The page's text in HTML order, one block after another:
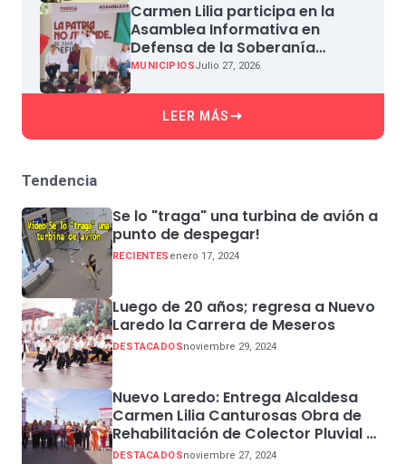
Carmen Lilia participa en la
Asamblea Informativa en
Defensa de la Soberanía
Nacional en Miguel Aleman
MUNICIPIOSJulio 27, 2026
LEER MÁS
Tendencia
Se lo "traga" una turbina de avión a
punto de despegar!
RECIENTES enero 17, 2024
Luego de 20 años; regresa a Nuevo
Laredo la Carrera de Meseros
DESTACADOSnoviembre 29, 2024
Nuevo Laredo: Entrega Alcaldesa
Carmen Lilia Canturosas Obra de
Rehabilitación de Colector Pluvial en
Sector Centro
DESTACADOSnoviembre 27, 2024